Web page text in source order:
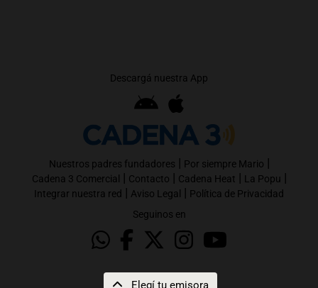
Elegí tu emisora
Descargá nuestra App
Nuestros padres fundadores | Por siempre Mario |
Cadena 3 Comercial | Contacto | Cadena Heat | La Popu |
Integrar nuestra red | Aviso Legal | Política de Privacidad
Seguinos en